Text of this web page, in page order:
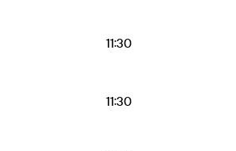
11:30
11:30